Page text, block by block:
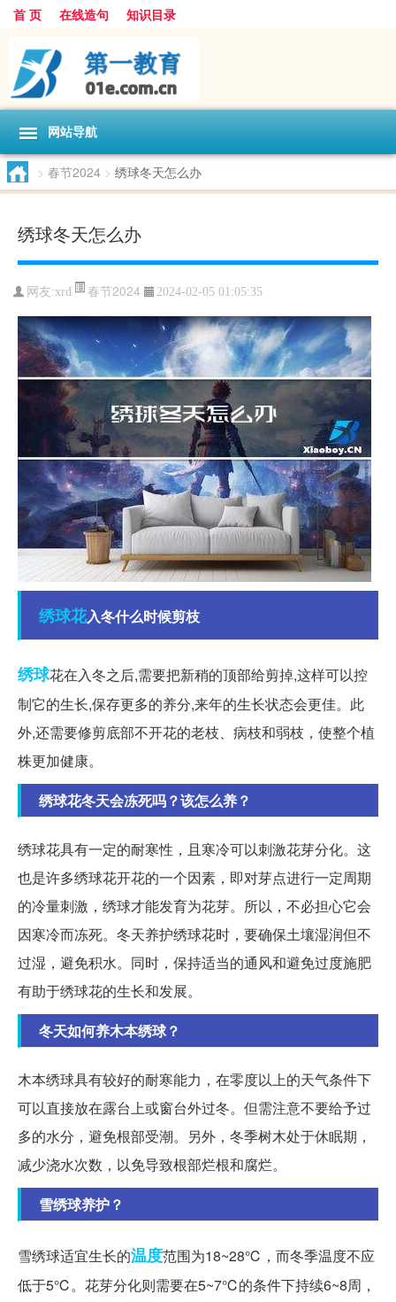
首 页 在线造句 知识目录
网站导航
> 春节2024 > 绣球冬天怎么办
绣球冬天怎么办
网友:xrd 春节2024 2024-02-05 01:05:35
绣球花入冬什么时候剪枝
绣球花在入冬之后,需要把新稍的顶部给剪掉,这样可以控
制它的生长,保存更多的养分,来年的生长状态会更佳。此
外,还需要修剪底部不开花的老枝、病枝和弱枝，使整个植
株更加健康。
绣球花冬天会冻死吗？该怎么养？
绣球花具有一定的耐寒性，且寒冷可以刺激花芽分化。这
也是许多绣球花开花的一个因素，即对芽点进行一定周期
的冷量刺激，绣球才能发育为花芽。所以，不必担心它会
因寒冷而冻死。冬天养护绣球花时，要确保土壤湿润但不
过湿，避免积水。同时，保持适当的通风和避免过度施肥
有助于绣球花的生长和发展。
冬天如何养木本绣球？
木本绣球具有较好的耐寒能力，在零度以上的天气条件下
可以直接放在露台上或窗台外过冬。但需注意不要给予过
多的水分，避免根部受潮。另外，冬季树木处于休眠期，
减少浇水次数，以免导致根部烂根和腐烂。
雪绣球养护？
雪绣球适宜生长的温度范围为18~28℃，而冬季温度不应
低于5℃。花芽分化则需要在5~7℃的条件下持续6~8周，